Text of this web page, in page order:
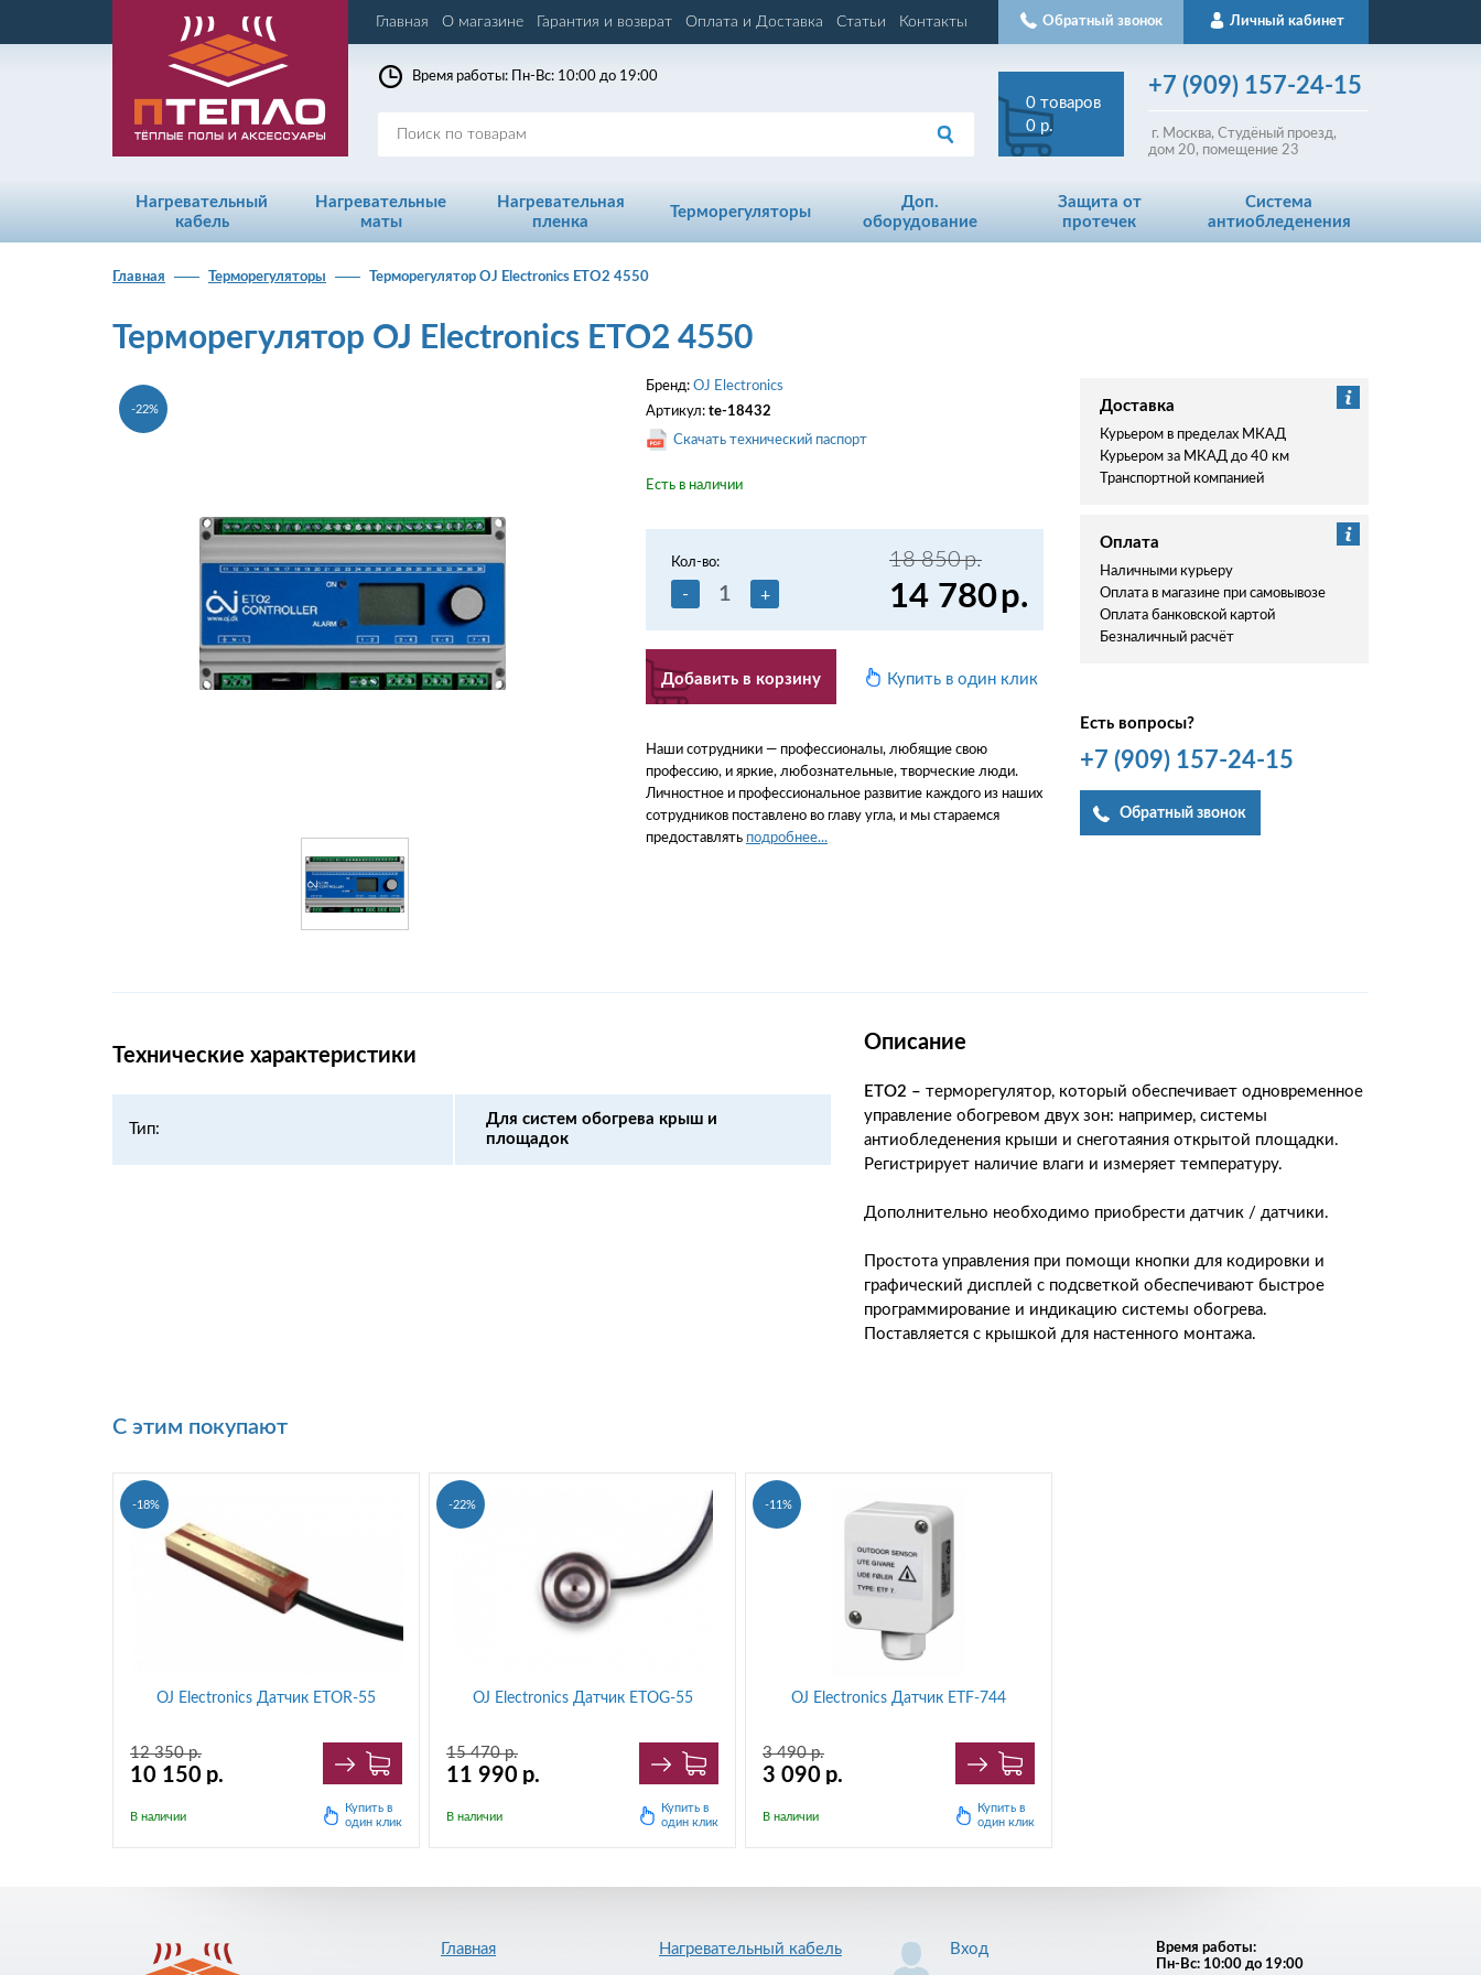
Главная О магазине Гарантия и возврат Оплата и Доставка Статьи Контакты Личный кабинет
Обратный звонок
+7 (909) 157-24-15
г. Москва, Студёный проезд,
дом 20, помещение 23
0 товаров
0 р.
Время работы: Пн-Вс: 10:00 до 19:00
Нагревательный
кабель
Нагревательные
маты
Нагревательная
пленка
Терморегуляторы
Доп.
оборудование
Защита от
протечек
Система
антиобледенения
Главная Терморегуляторы Терморегулятор OJ Electronics ETO2 4550
Терморегулятор OJ Electronics ETO2 4550
-22%
Бренд: OJ Electronics
Артикул: te-18432
Скачать технический паспорт
Есть в наличии
Кол-во:
- +
Добавить в корзину
18 850р.
14 780р.
Купить в один клик
Наши сотрудники — профессионалы, любящие свою
профессию, и яркие, любознательные, творческие люди.
Личностное и профессиональное развитие каждого из наших
сотрудников поставлено во главу угла, и мы стараемся
предоставлять подробнее...
Доставка
Курьером в пределах МКАД
Курьером за МКАД до 40 км
Транспортной компанией
Оплата
Наличными курьеру
Оплата в магазине при самовывозе
Оплата банковской картой
Безналичный расчёт
Есть вопросы?
+7 (909)157-24-15
Обратный звонок
Технические характеристики
Тип:
Для систем обогрева крыш и
площадок
Описание
ETO2 – терморегулятор, который обеспечивает одновременное
управление обогревом двух зон: например, системы
антиобледенения крыши и снеготаяния открытой площадки.
Регистрирует наличие влаги и измеряет температуру.
Дополнительно необходимо приобрести датчик / датчики.
Простота управления при помощи кнопки для кодировки и
графический дисплей с подсветкой обеспечивают быстрое
программирование и индикацию системы обогрева.
Поставляется с крышкой для настенного монтажа.
С этим покупают
-18%
OJ Electronics Датчик ETOR-55
12 350 р.
10 150 р.
В наличии
Купить в
один клик
-22%
OJ Electronics Датчик ETOG-55
15 470 р.
11 990 р.
В наличии
Купить в
один клик
-11%
OJ Electronics Датчик ETF-744
3 490 р.
3 090 р.
В наличии
Купить в
один клик
Главная
Нагревательный кабель
Вход
Время работы:
Пн-Вс: 10:00 до 19:00